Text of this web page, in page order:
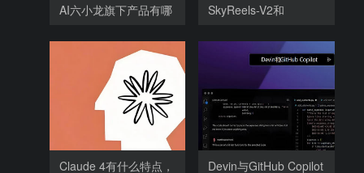
AI六小龙旗下产品有哪
SkyReels-V2和
Claude 4有什么特点，
Devin与GitHub Copilot